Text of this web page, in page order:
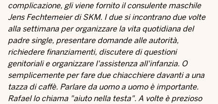
complicazione, gli viene fornito il consulente maschile
Jens Fechtemeier di SKM. I due si incontrano due volte
alla settimana per organizzare la vita quotidiana del
padre single, presentare domande alle autorità,
richiedere finanziamenti, discutere di questioni
genitoriali e organizzare l'assistenza all'infanzia. O
semplicemente per fare due chiacchiere davanti a una
tazza di caffè. Parlare da uomo a uomo è importante.
Rafael lo chiama "aiuto nella testa". A volte è prezioso